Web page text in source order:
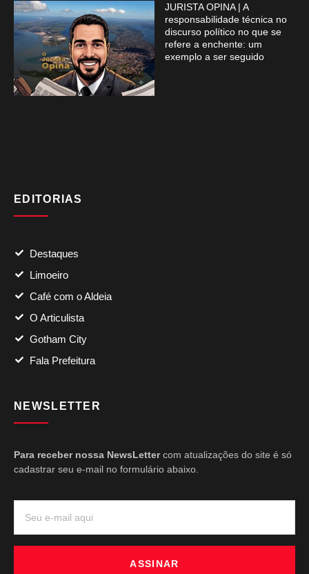
JURISTA OPINA | A
responsabilidade técnica no
discurso político no que se
refere a enchente: um
exemplo a ser seguido
EDITORIAS
Destaques
Limoeiro
Café com o Aldeia
O Articulista
Gotham City
Fala Prefeitura
NEWSLETTER
Para receber nossa NewsLettercom atualizações do site é só
cadastrar seu e-mail no formulário abaixo.
ASSINAR